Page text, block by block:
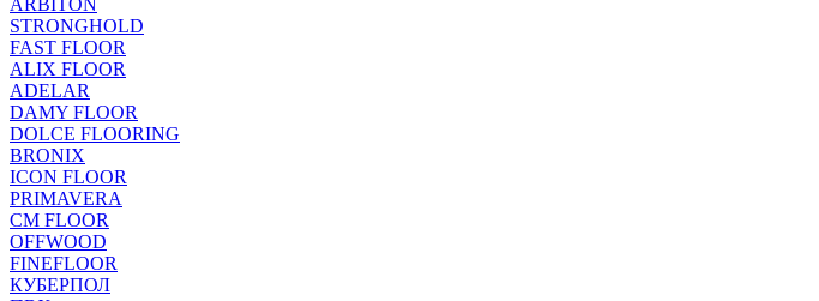
ARBITON
STRONGHOLD
FAST FLOOR
ALIX FLOOR
ADELAR
DAMY FLOOR
DOLCE FLOORING
BRONIX
ICON FLOOR
PRIMAVERA
CM FLOOR
OFFWOOD
FINEFLOOR
КУБЕРПОЛ